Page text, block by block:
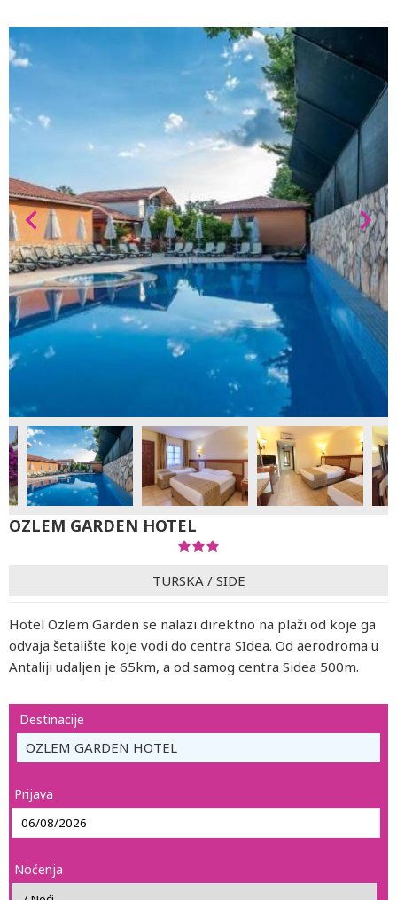
OZLEM GARDEN HOTEL
TURSKA / SIDE
Hotel Ozlem Garden se nalazi direktno na plaži od koje ga
odvaja šetalište koje vodi do centra SIdea. Od aerodroma u
Antaliji udaljen je 65km, a od samog centra Sidea 500m.
Destinacije
OZLEM GARDEN HOTEL
Prijava
Noćenja